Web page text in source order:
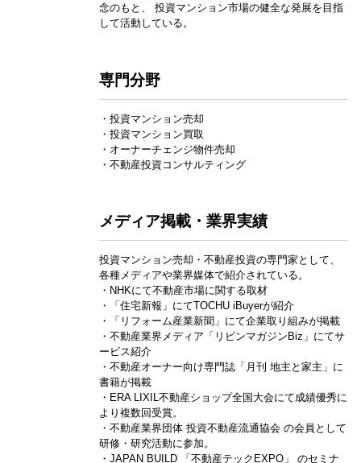
念のもと、 投資マンション市場の健全な発展を目指
して活動している。
専門分野
・投資マンション売却
・投資マンション買取
・オーナーチェンジ物件売却
・不動産投資コンサルティング
メディア掲載・業界実績
投資マンション売却・不動産投資の専門家として、
各種メディアや業界媒体で紹介されている。
・NHKにて不動産市場に関する取材
・「住宅新報」にてTOCHU iBuyerが紹介
・「リフォーム産業新聞」にて企業取り組みが掲載
・不動産業界メディア「リビンマガジンBiz」にてサ
ービス紹介
・不動産オーナー向け専門誌「月刊 地主と家主」に
書籍が掲載
・ERA LIXIL不動産ショップ全国大会にて成績優秀に
より複数回受賞。
・不動産業界団体 投資不動産流通協会 の会員として
研修・研究活動に参加。
・JAPAN BUILD 「不動産テックEXPO」 のセミナ